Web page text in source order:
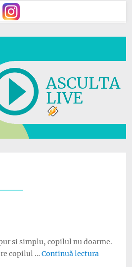
ASCULTA
LIVE
si simplu, copilul nu doarme.
copilul … Continuă lectura